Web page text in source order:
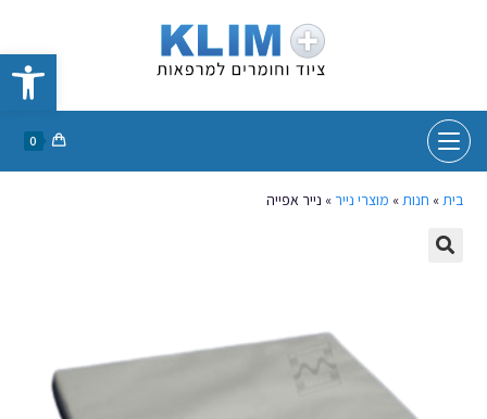
פתח סרגל נגישות
0
בית» חנות» מוצרי נייר » נייר אפייה